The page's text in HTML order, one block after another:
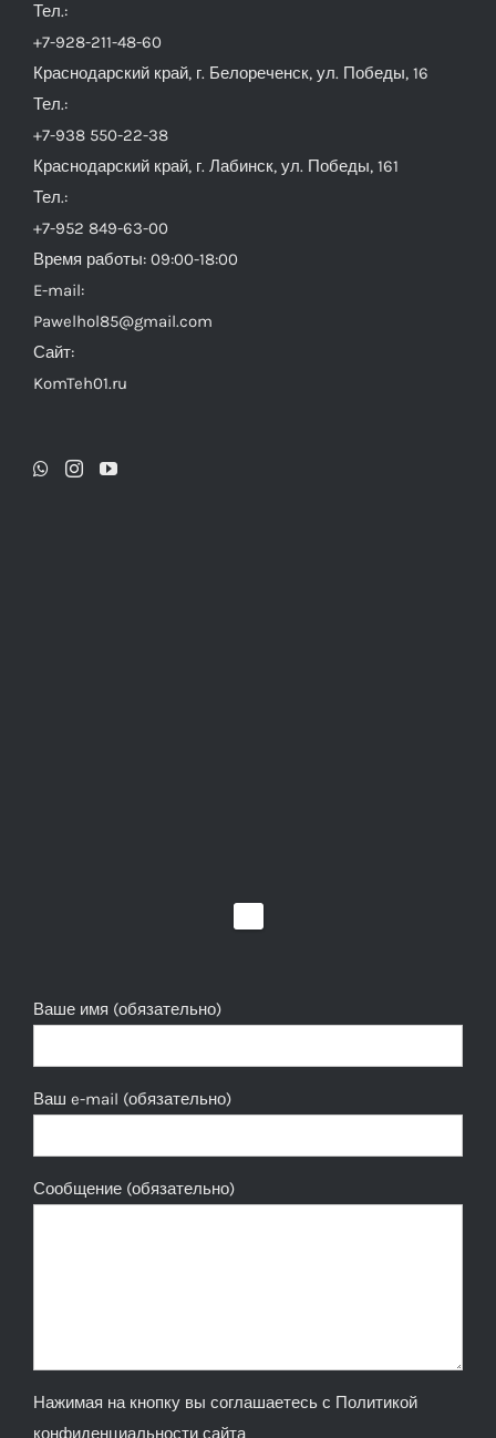
Тел.:
+7-928-211-48-60
Краснодарский край, г. Белореченск, ул. Победы, 16
Тел.:
+7-938 550-22-38
Краснодарский край, г. Лабинск, ул. Победы, 161
Тел.:
+7-952 849-63-00
Время работы: 09:00-18:00
E-mail:
Pawelhol85@gmail.com
Сайт:
KomTeh01.ru
Ваше имя (обязательно)
Ваш e-mail (обязательно)
Сообщение (обязательно)
Нажимая на кнопку вы соглашаетесь с Политикой
конфиденциальности сайта